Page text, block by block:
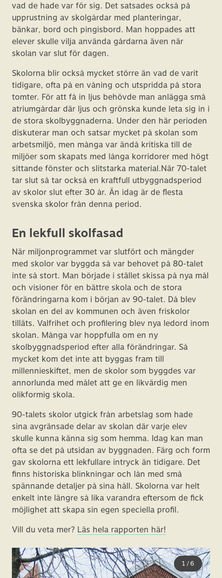
vad de hade var för sig. Det satsades också på
upprustning av skolgårdar med planteringar,
bänkar, bord och pingisbord. Man hoppades att
elever skulle vilja använda gårdarna även när
skolan var slut för dagen.
Skolorna blir också mycket större än vad de varit
tidigare, ofta på en våning och utspridda på stora
tomter. För att få in ljus behövde man anlägga små
atriumgårdar där ljus och grönska kunde leta sig in i
de stora skolbyggnaderna. Under den här perioden
diskuterar man och satsar mycket på skolan som
arbetsmiljö, men många var ändå kritiska till de
miljöer som skapats med långa korridorer med högt
sittande fönster och slitstarka material.När 70-talet
tar slut så tar också en kraftfull utbyggnadsperiod
av skolor slut efter 30 år. Än idag är de flesta
svenska skolor från denna period.
En lekfull skolfasad
När miljonprogrammet var slutfört och mängder
med skolor var byggda så var behovet på 80-talet
inte så stort. Man började i stället skissa på nya mål
och visioner för en bättre skola och de stora
förändringarna kom i början av 90-talet. Då blev
skolan en del av kommunen och även friskolor
tilläts. Valfrihet och profilering blev nya ledord inom
skolan. Många var hoppfulla om en ny
skolbyggnadsperiod efter alla förändringar. Så
mycket kom det inte att byggas fram till
millennieskiftet, men de skolor som byggdes var
annorlunda med målet att ge en likvärdig men
olikformig skola.
90-talets skolor utgick från arbetslag som hade
sina avgränsade delar av skolan där varje elev
skulle kunna känna sig som hemma. Idag kan man
ofta se det på utsidan av byggnaden. Färg och form
gav skolorna ett lekfullare intryck än tidigare. Det
finns historiska blinkningar och lån med små
spännande detaljer på sina håll. Skolorna var helt
enkelt inte längre så lika varandra eftersom de fick
möjlighet att skapa sin egen speciella profil.
Vill du veta mer? Läs hela rapporten här!
1 / 6